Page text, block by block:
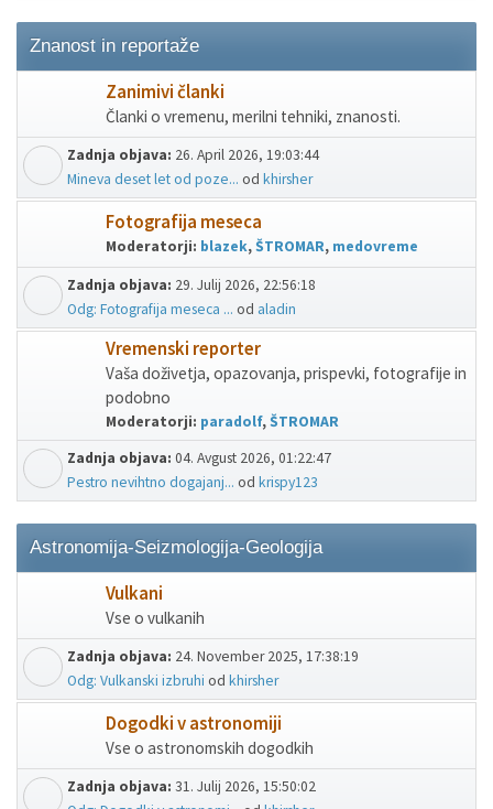
Znanost in reportaže
Zanimivi članki
Članki o vremenu, merilni tehniki, znanosti.
Zadnja objava: 26. April 2026, 19:03:44
Mineva deset let od poze... od khirsher
Fotografija meseca
Moderatorji: blazek,ŠTROMAR, medovreme
Zadnja objava: 29. Julij 2026, 22:56:18
Odg: Fotografija meseca ... od aladin
Vremenski reporter
Vaša doživetja, opazovanja, prispevki, fotografije in
podobno
Moderatorji: paradolf,ŠTROMAR
Zadnja objava: 04. Avgust 2026, 01:22:47
Pestro nevihtno dogajanj... od krispy123
Astronomija-Seizmologija-Geologija
Vulkani
Vse o vulkanih
Zadnja objava: 24. November 2025, 17:38:19
Odg: Vulkanski izbruhi od khirsher
Dogodki v astronomiji
Vse o astronomskih dogodkih
Zadnja objava: 31. Julij 2026, 15:50:02